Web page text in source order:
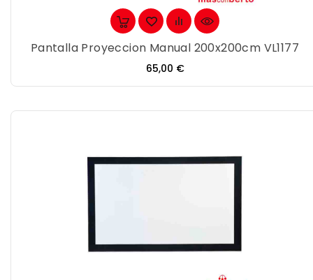
Pantalla Proyeccion Manual 200x200cm VL1177
Precio
65,00 €